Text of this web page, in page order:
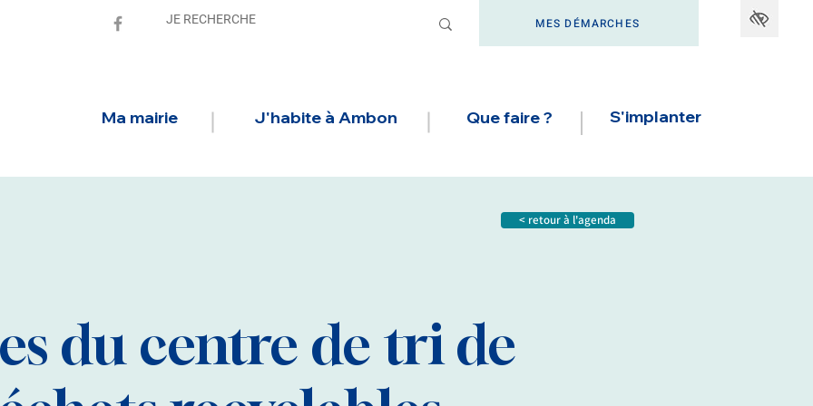
MES DÉMARCHES
Ma mairie J'habite à Ambon Que faire ? S'implanter
< retour à l'agenda
du centre de tri de